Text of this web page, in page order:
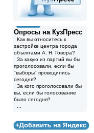
Опросы на КузПресс
Как вы относитесь к
застройке центра города
объектами А. Н. Говора?
За какую из партий вы бы
проголосовали, если бы
"выборы" проводились
сегодня?
За кого проголосовали бы
вы, если бы голосование
было сегодня?